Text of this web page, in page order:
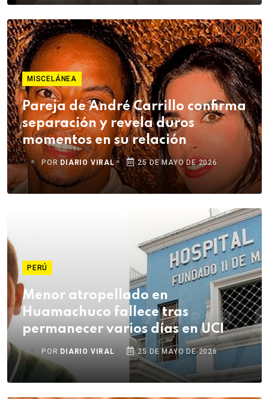
MISCELÁNEA
Pareja de André Carrillo confirma
separación y revela duros
momentos en su relación
PORDIARIO VIRAL 25 DE MAYO DE 2026
PERÚ
Menor atropellado en
Huamachuco fallece tras
permanecer varios días en UCI
POR DIARIO VIRAL 25 DE MAYO DE 2026